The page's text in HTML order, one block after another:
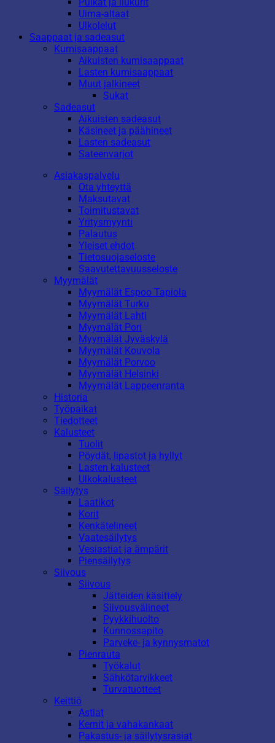
Uima-altaat
Ulkolelut
Saappaat ja sadeasut
Kumisaappaat
Aikuisten kumisaappaat
Lasten kumisaappaat
Muut jalkineet
Sukat
Sadeasut
Aikuisten sadeasut
Käsineet ja päähineet
Lasten sadeasut
Sateenvarjot
Asiakaspalvelu
Ota yhteyttä
Maksutavat
Toimitustavat
Yritysmyynti
Palautus
Yleiset ehdot
Tietosuojaseloste
Saavutettavuusseloste
Myymälät
Myymälät Espoo Tapiola
Myymälät Turku
Myymälät Lahti
Myymälät Pori
Myymälät Jyväskylä
Myymälät Kouvola
Myymälät Porvoo
Myymälät Helsinki
Myymälät Lappeenranta
Historia
Työpaikat
Tiedotteet
Kalusteet
Tuolit
Pöydät, lipastot ja hyllyt
Lasten kalusteet
Ulkokalusteet
Säilytys
Laatikot
Korit
Kenkätelineet
Vaatesäilytys
Vesiastiat ja ämpärit
Piensäilytys
Siivous
Siivous
Jätteiden käsittely
Siivousvälineet
Pyykkihuolto
Kunnossapito
Parveke- ja kynnysmatot
Pienrauta
Työkalut
Sähkötarvikkeet
Turvatuotteet
Keittiö
Astiat
Kernit ja vahakankaat
Pakastus- ja säilytysrasiat